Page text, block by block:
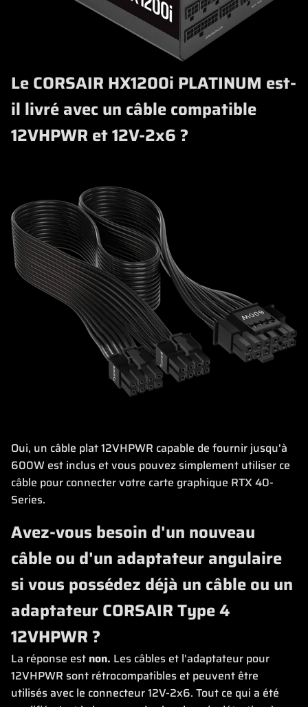
Le CORSAIR HX1200i PLATINUM est-
il livré avec un câble compatible
12VHPWR et 12V-2x6 ?
Oui, un câble plat 12VHPWR capable de fournir jusqu'à
600W est inclus et vous pouvez simplement utiliser ce
câble pour connecter votre carte graphique RTX 40-
Series.
Avez-vous besoin d'un nouveau
câble ou d'un adaptateur angulaire
si vous possédez déjà un câble ou un
adaptateur CORSAIR Type 4
12VHPWR ?
La réponse est non. Les câbles et l'adaptateur pour
12VHPWR sont rétrocompatibles et peuvent être
utilisés avec le connecteur 12V-2x6. Tout ce qui a été